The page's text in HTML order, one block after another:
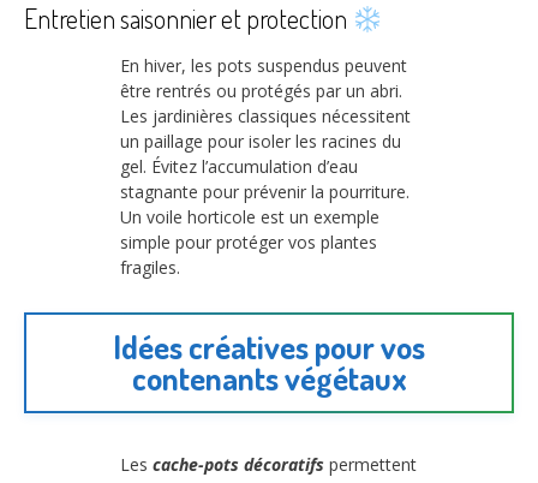
Entretien saisonnier et protection
En hiver, les pots suspendus peuvent
être rentrés ou protégés par un abri.
Les jardinières classiques nécessitent
un paillage pour isoler les racines du
gel. Évitez l’accumulation d’eau
stagnante pour prévenir la pourriture.
Un voile horticole est un exemple
simple pour protéger vos plantes
fragiles.
Idées créatives pour vos
contenants végétaux
Les cache-pots décoratifs permettent